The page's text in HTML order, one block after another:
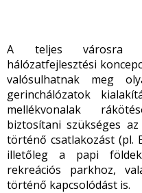
A teljes városra
hálózatfejlesztési
valósulhatnak meg
gerinchálózatok
mellékvonalak
biztosítani szükséges
történő csatlakozást (pl.
illetőleg a papi
rekreációs parkhoz,
történő kapcsolódást is.